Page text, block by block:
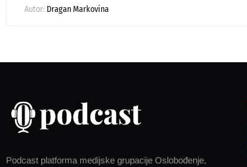
Autor: Dragan Markovina
Podcast platforma medijske grupacije Oslobođenje,